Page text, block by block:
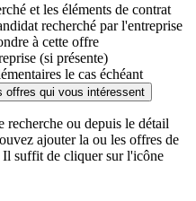
et les éléments de contrat
recherché par l'entreprise
à cette offre
(si présente)
le cas échéant
offres qui vous intéressent
recherche ou depuis le détail
ajouter la ou les offres de
suffit de cliquer sur l'icône